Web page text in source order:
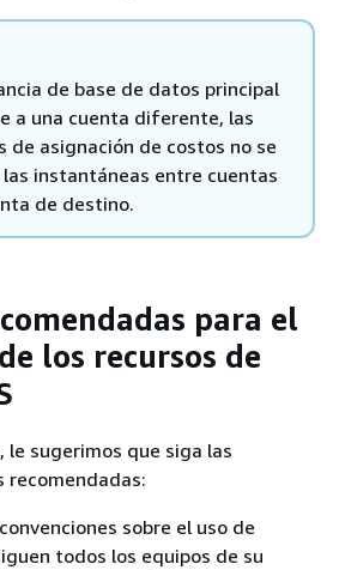
de base de datos principal
a una cuenta diferente, las
de asignación de costos no se
las instantáneas entre cuentas
de destino.
para el
los recursos de
sugerimos que siga las
recomendadas:
sobre el uso de
todos los equipos de su